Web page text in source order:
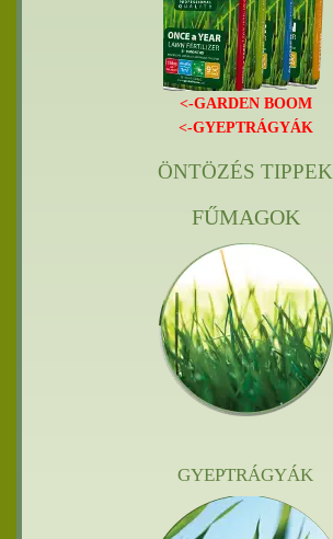
<-GARDEN BOOM
<-GYEPTRÁGYÁK
ÖNTÖZÉS TIPPEK
FŰMAGOK
GYEPTRÁGYÁK